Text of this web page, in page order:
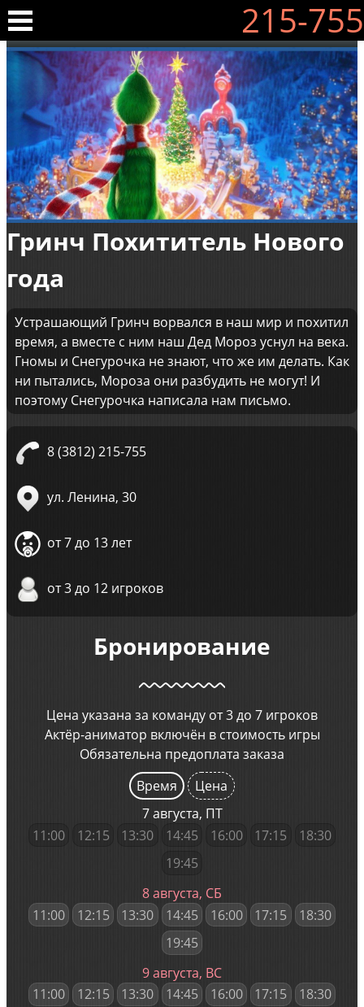
215-755
Гринч Похититель Нового
года
Устрашающий Гринч ворвался в наш мир и похитил
время, а вместе с ним наш Дед Мороз уснул на века.
Гномы и Снегурочка не знают, что же им делать. Как
ни пытались, Мороза они разбудить не могут! И
поэтому Снегурочка написала нам письмо.
8 (3812) 215-755
ул. Ленина, 30
от 7 до 13 лет
от 3 до 12 игроков
Бронирование
Цена указана за команду от 3 до 7 игроков
Актёр-аниматор включён в стоимость игры
Обязательна предоплата заказа
Время
Цена
7 августа, ПТ
11:00
12:15 13:30 14:45 16:00 17:15
18:30
19:45
8 августа, СБ
11:00
12:15 13:30 14:45 16:00 17:15
18:30
19:45
9 августа, ВС
11:00
12:15 13:30 14:45 16:00 17:15
18:30